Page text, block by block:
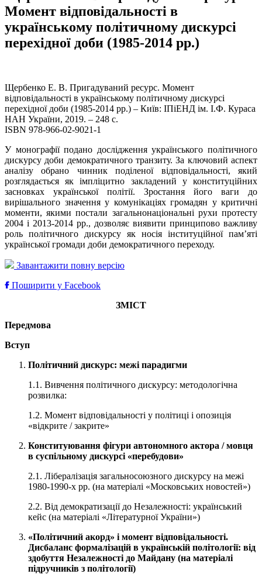
Момент відповідальності в
українському політичному дискурсі
перехідної доби (1985-2014 рр.)
Щербенко Е. В. Пригадуваний ресурс. Момент
відповідальності в українському політичному дискурсі
перехідної доби (1985-2014 рр.) – Київ: ІПіЕНД ім. І.Ф. Кураса
НАН України, 2019. – 248 с.
ISBN 978-966-02-9021-1
У монографії подано дослідження українського політичного
дискурсу доби демократичного транзиту. За ключовий аспект
аналізу обрано чинник поділеної відповідальності, який
розглядається як імпліцитно закладений у конституційних
засновках української політії. Зростання його ваги до
вирішального значення у комунікаціях громадян у критичні
моменти, якими постали загальнонаціональні рухи протесту
2004 і 2013-2014 рр., дозволяє виявити принципово важливу
роль політичного дискурсу як носія інституційної пам’яті
української громади доби демократичного переходу.
Завантажити повну версію
Поширити у Facebook
ЗМІСТ
Передмова
Вступ
Політичний дискурс: межі парадигми
1.1. Вивчення політичного дискурсу: методологічна
розвилка:
1.2. Момент відповідальності у політиці і опозиція
«відкрите / закрите»
Конституювання фігури автономного актора / мовця
в суспільному дискурсі «перебудови»
2.1. Лібералізація загальносоюзного дискурсу на межі
1980-1990-х рр. (на матеріалі «Московських новостей»)
2.2. Від демократизації до Незалежності: український
кейс (на матеріалі «Літературної України»)
«Політичний акорд» і момент відповідальності.
Дисбаланс формалізацій в українській політології: від
здобуття Незалежності до Майдану (на матеріалі
підручників з політології)